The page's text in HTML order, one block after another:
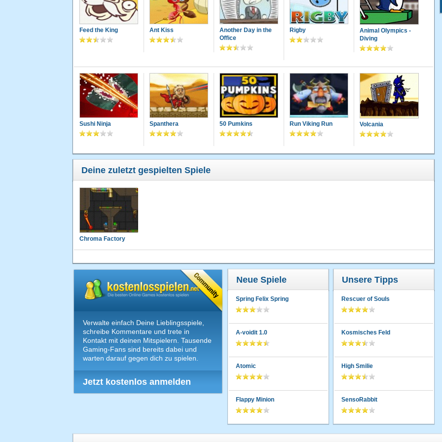
Feed the King Ant Kiss
Another Day in the
Office
Rigby
Animal Olympics -
Diving
Sushi Ninja Spanthera 50 Pumkins Run Viking Run Volcania
Deine zuletzt gespielten Spiele
Chroma Factory
Verwalte einfach Deine Lieblingsspiele,
schreibe Kommentare und trete in
Kontakt mit deinen Mitspielern. Tausende
Gaming-Fans sind bereits dabei und
warten darauf gegen dich zu spielen.
Jetzt kostenlos anmelden
Neue Spiele
Spring Felix Spring
A-voidit 1.0
Atomic
Flappy Minion
Unsere Tipps
Rescuer of Souls
Kosmisches Feld
High Smilie
SensoRabbit